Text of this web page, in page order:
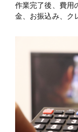
作業完了後、費用
金、お振込み、ク